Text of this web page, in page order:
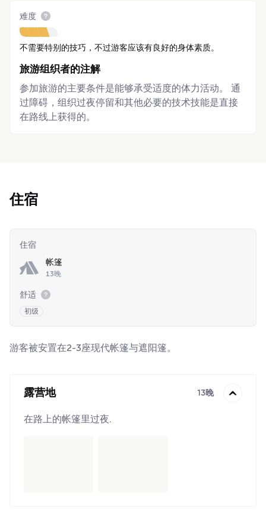
难度
不需要特别的技巧，不过游客应该有良好的身体素质。
旅游组织者的注解
参加旅游的主要条件是能够承受适度的体力活动。 通
过障碍，组织过夜停留和其他必要的技术技能是直接
在路线上获得的。
住宿
住宿
帐篷
13晚
舒适
初级
游客被安置在2-3座现代帐篷与遮阳篷。
露营地 13晚
在路上的帐篷里过夜.